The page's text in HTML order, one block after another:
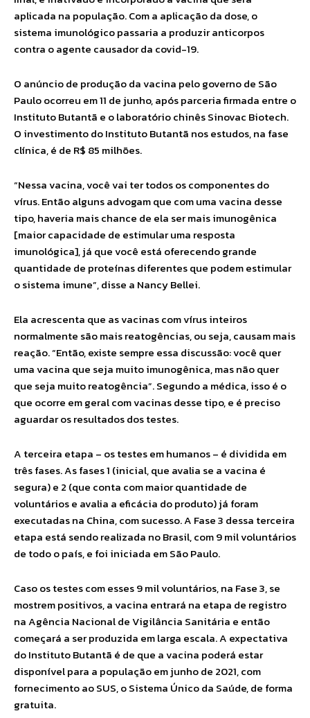
aplicada na população. Com a aplicação da dose, o
sistema imunológico passaria a produzir anticorpos
contra o agente causador da covid-19.
O anúncio de produção da vacina pelo governo de São
Paulo ocorreu em 11 de junho, após parceria firmada entre o
Instituto Butantã e o laboratório chinês Sinovac Biotech.
O investimento do Instituto Butantã nos estudos, na fase
clínica, é de R$ 85 milhões.
“Nessa vacina, você vai ter todos os componentes do
vírus. Então alguns advogam que com uma vacina desse
tipo, haveria mais chance de ela ser mais imunogênica
[maior capacidade de estimular uma resposta
imunológica], já que você está oferecendo grande
quantidade de proteínas diferentes que podem estimular
o sistema imune”, disse a Nancy Bellei.
Ela acrescenta que as vacinas com vírus inteiros
normalmente são mais reatogências, ou seja, causam mais
reação. “Então, existe sempre essa discussão: você quer
uma vacina que seja muito imunogênica, mas não quer
que seja muito reatogência”. Segundo a médica, isso é o
que ocorre em geral com vacinas desse tipo, e é preciso
aguardar os resultados dos testes.
A terceira etapa – os testes em humanos – é dividida em
três fases. As fases 1 (inicial, que avalia se a vacina é
segura) e 2 (que conta com maior quantidade de
voluntários e avalia a eficácia do produto) já foram
executadas na China, com sucesso. A Fase 3 dessa terceira
etapa está sendo realizada no Brasil, com 9 mil voluntários
de todo o país, e foi iniciada em São Paulo.
Caso os testes com esses 9 mil voluntários, na Fase 3, se
mostrem positivos, a vacina entrará na etapa de registro
na Agência Nacional de Vigilância Sanitária e então
começará a ser produzida em larga escala. A expectativa
do Instituto Butantã é de que a vacina poderá estar
disponível para a população em junho de 2021, com
fornecimento ao SUS, o Sistema Único da Saúde, de forma
gratuita.